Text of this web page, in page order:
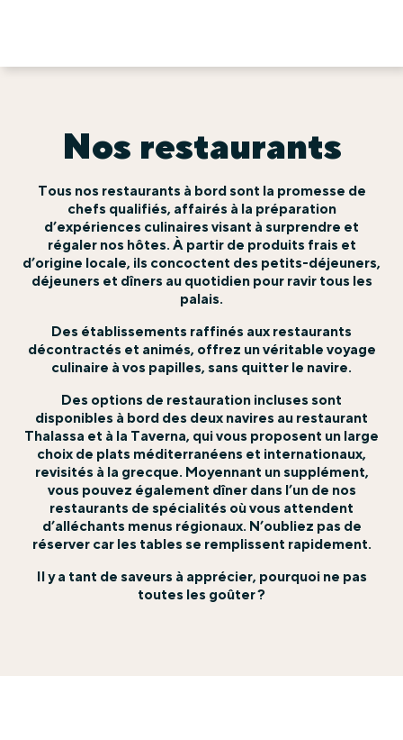
Nos restaurants
Tous nos restaurants à bord sont la promesse de
chefs qualifiés, affairés à la préparation
d’expériences culinaires visant à surprendre et
régaler nos hôtes. À partir de produits frais et
d’origine locale, ils concoctent des petits-déjeuners,
déjeuners et dîners au quotidien pour ravir tous les
palais.
Des établissements raffinés aux restaurants
décontractés et animés, offrez un véritable voyage
culinaire à vos papilles, sans quitter le navire.
Des options de restauration incluses sont
disponibles à bord des deux navires au restaurant
Thalassa et à la Taverna, qui vous proposent un large
choix de plats méditerranéens et internationaux,
revisités à la grecque. Moyennant un supplément,
vous pouvez également dîner dans l’un de nos
restaurants de spécialités où vous attendent
d’alléchants menus régionaux. N’oubliez pas de
réserver car les tables se remplissent rapidement.
Il y a tant de saveurs à apprécier, pourquoi ne pas
toutes les goûter ?